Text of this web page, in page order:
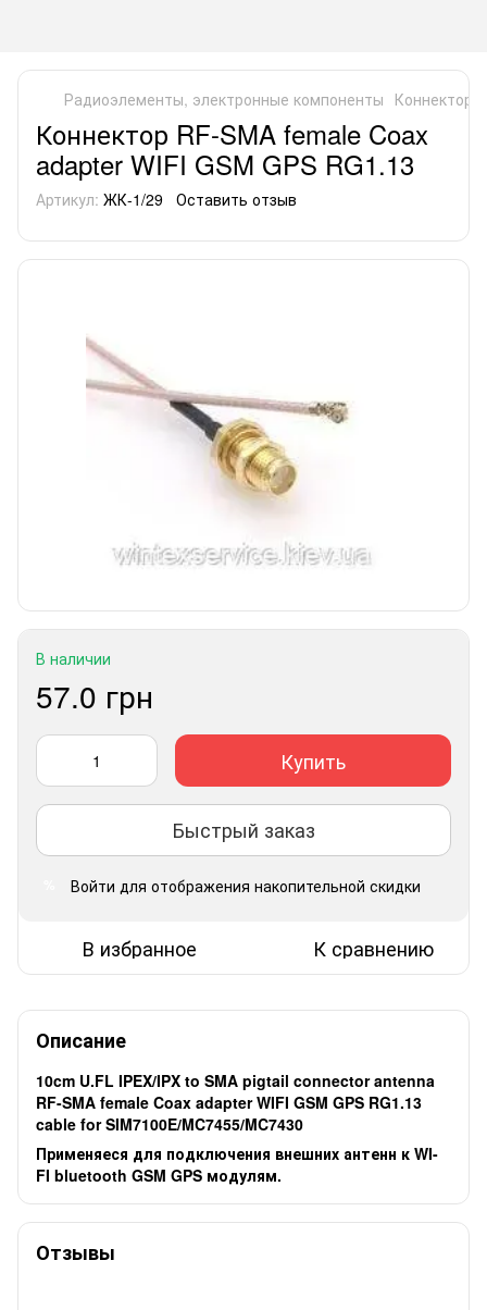
Радиоэлементы, электронные компоненты
Коннектор RF-SMA female Coax
adapter WIFI GSM GPS RG1.13
Артикул: ЖК-1/29 Оставить отзыв
В наличии
57.0 грн
Купить
Быстрый заказ
Войти для отображения накопительной скидки
В избранное К сравнению
Описание
10cm U.FL IPEX/IPX to SMA pigtail connector antenna
RF-SMA female Coax adapter WIFI GSM GPS RG1.13
cable for SIM7100E/MC7455/MC7430
Применяеся для подключения внешних антенн к WI-
FI bluetooth GSM GPS модулям.
Отзывы